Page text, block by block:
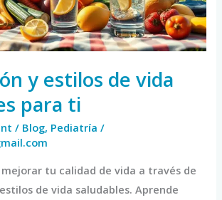
y estilos de vida
para ti
/ Blog, Pediatría /
tu calidad de vida a través de
de vida saludables. Aprende